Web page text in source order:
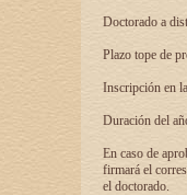
Doctorado a
Plazo tope de
Inscripción en
Duración del
En caso de
firmará el
el doctorado.